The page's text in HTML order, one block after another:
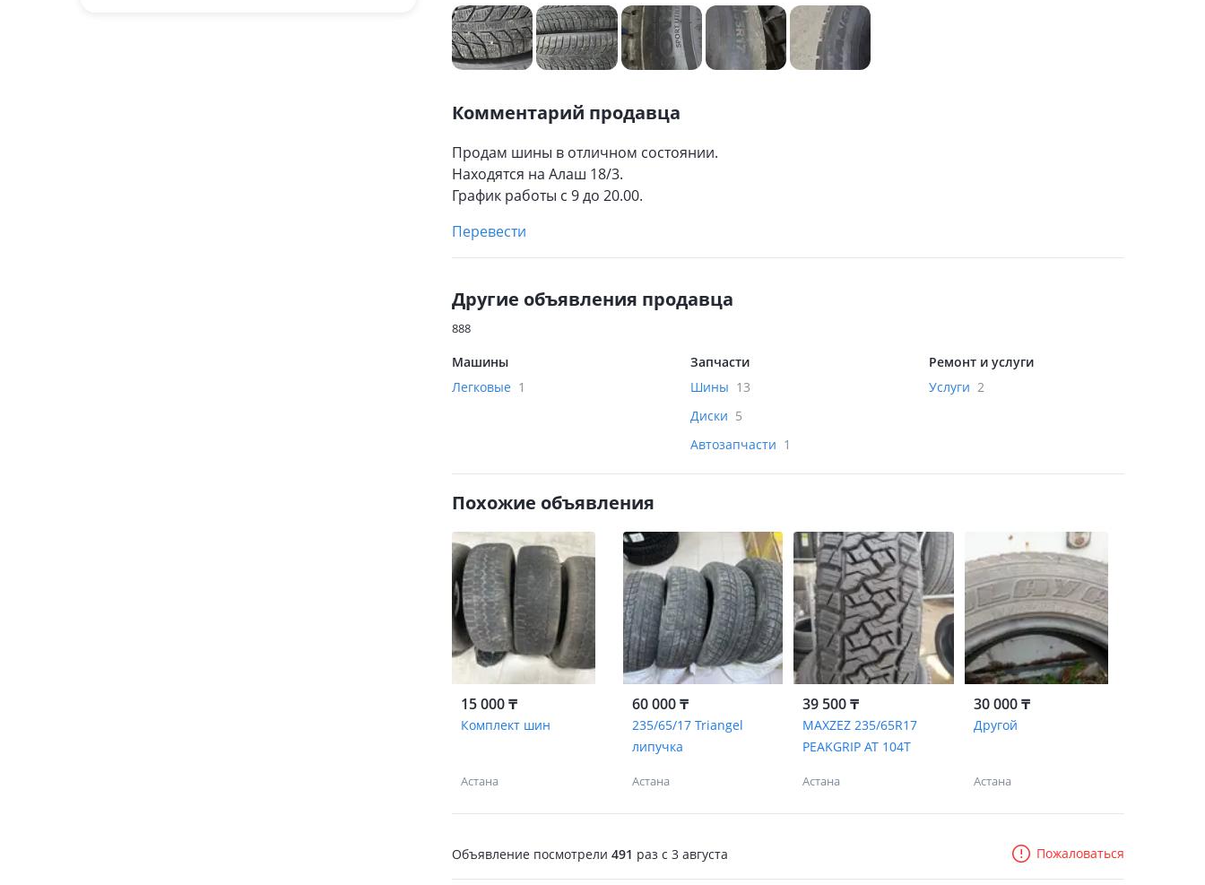
Комментарий продавца
Продам шины в отличном состоянии.
Находятся на Алаш 18/3.
График работы с 9 до 20.00.
Перевести
Другие объявления продавца
888
Машины
Легковые 1
Запчасти
Шины 13
Диски 5
Автозапчасти 1
Ремонт и услуги
Услуги 2
Похожие объявления
15 000 ₸
Комплект шин
Астана
60 000 ₸
235/65/17 Triangel
липучка
Астана
39 500 ₸
MAXZEZ 235/65R17
PEAKGRIP AT 104T
Астана
30 000 ₸
Другой
Астана
Объявление посмотрели 491 раз c 3 августа Пожаловаться